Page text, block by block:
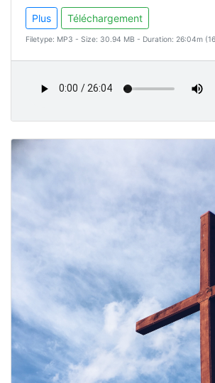
Plus Téléchargement
Filetype: MP3 - Size: 30.94 MB - Duration: 26:04m